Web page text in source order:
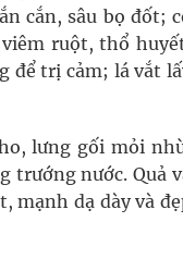
cắn, sâu bọ đốt;
ruột, thổ
để trị cảm; lá vắt
lư­ng gối mỏi
trư­ớng n­ước. Quả
mạnh dạ dày và